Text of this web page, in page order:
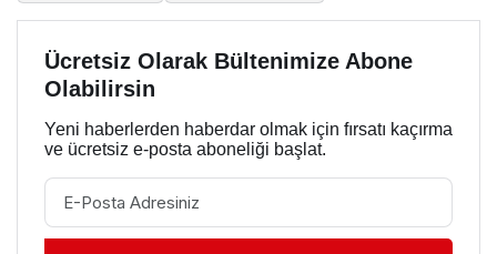
Ücretsiz Olarak Bültenimize Abone
Olabilirsin
Yeni haberlerden haberdar olmak için fırsatı kaçırma
ve ücretsiz e-posta aboneliği başlat.